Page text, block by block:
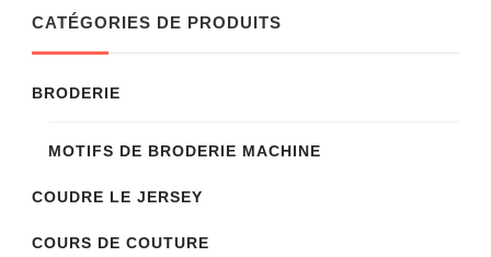
CATÉGORIES DE PRODUITS
BRODERIE
MOTIFS DE BRODERIE MACHINE
COUDRE LE JERSEY
COURS DE COUTURE